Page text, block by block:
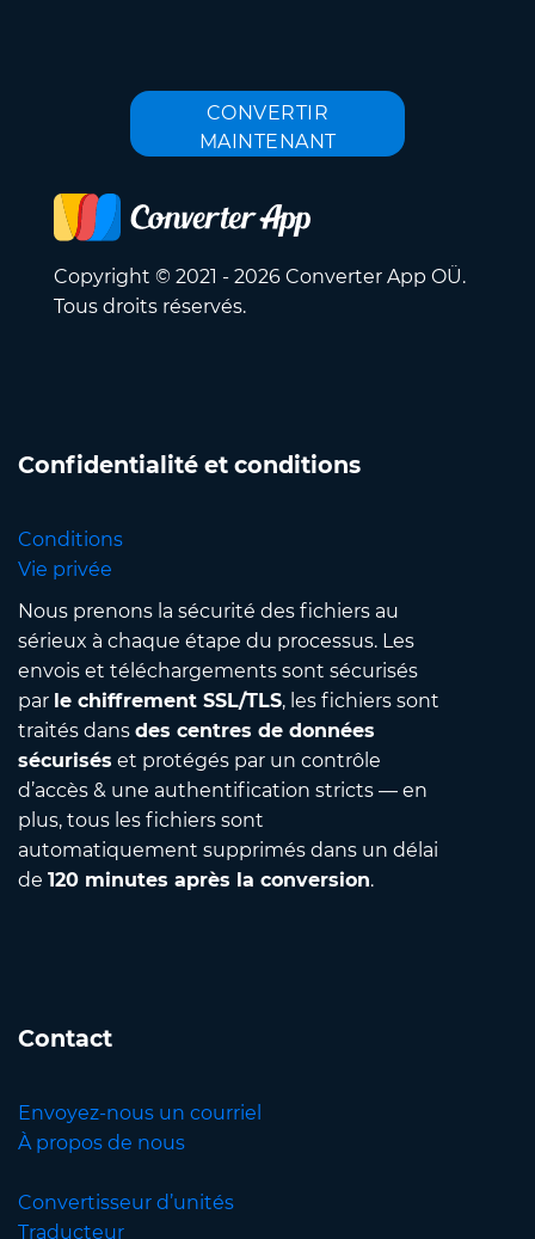
CONVERTIR
MAINTENANT
Copyright © 2021 - 2026 Converter App OÜ.
Tous droits réservés.
Confidentialité et conditions
Conditions
Vie privée
Nous prenons la sécurité des fichiers au
sérieux à chaque étape du processus. Les
envois et téléchargements sont sécurisés
par le chiffrement SSL/TLS, les fichiers sont
traités dans des centres de données
sécurisés et protégés par un contrôle
d’accès & une authentification stricts — en
plus, tous les fichiers sont
automatiquement supprimés dans un délai
de 120 minutes après la conversion.
Contact
Envoyez-nous un courriel
À propos de nous
Convertisseur d’unités
Traducteur